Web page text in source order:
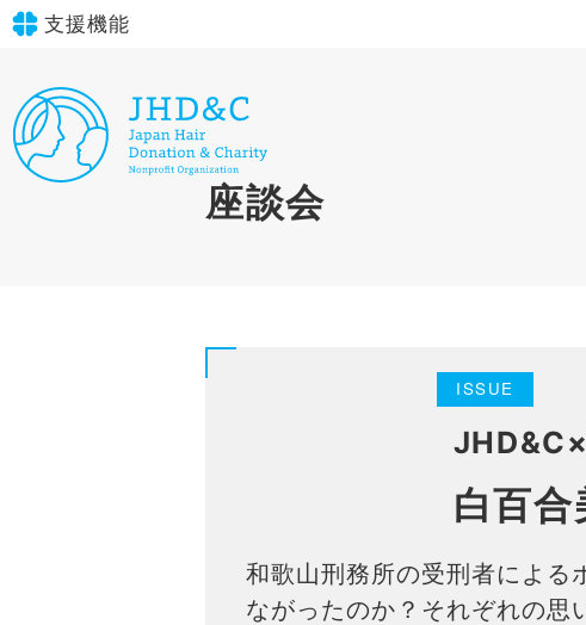
支援機能
文字サイズ 標準
青 黄
in simple English
座談会
ISSUE
白百
和歌山刑務所の受刑者による
ながったのか？それぞれの思